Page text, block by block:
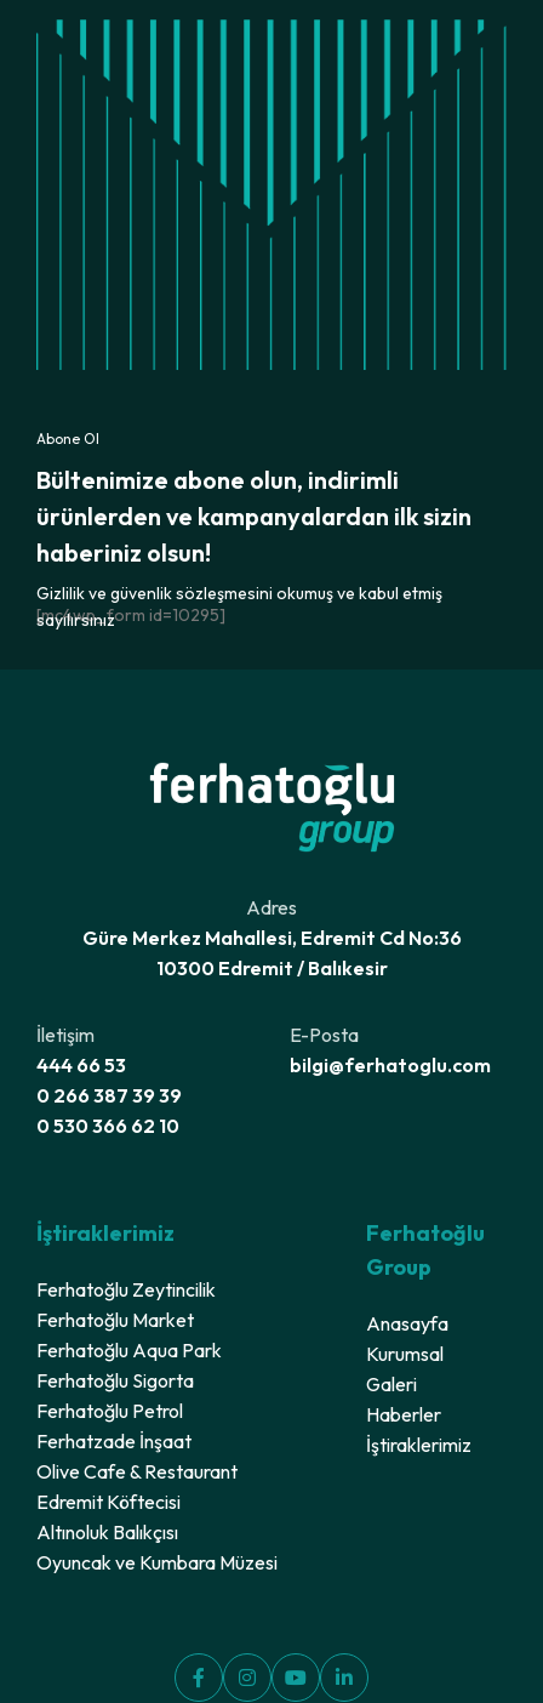
Abone Ol
Bültenimize abone olun, indirimli
ürünlerden ve kampanyalardan ilk sizin
haberiniz olsun!
[mc4wp_form id=10295]
Gizlilik ve güvenlik sözleşmesini okumuş ve kabul etmiş
sayılırsınız
Adres
Güre Merkez Mahallesi, Edremit Cd No:36
10300 Edremit / Balıkesir
İletişim
444 66 53
0 266 387 39 39
0 530 366 62 10
E-Posta
bilgi@ferhatoglu.com
İştiraklerimiz
Ferhatoğlu Zeytincilik
Ferhatoğlu Market
Ferhatoğlu Aqua Park
Ferhatoğlu Sigorta
Ferhatoğlu Petrol
Ferhatzade İnşaat
Olive Cafe & Restaurant
Edremit Köftecisi
Altınoluk Balıkçısı
Oyuncak ve Kumbara Müzesi
Ferhatoğlu
Group
Anasayfa
Kurumsal
Galeri
Haberler
İştiraklerimiz